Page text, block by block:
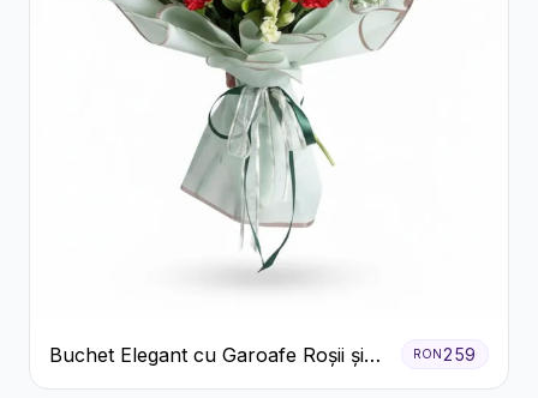
Buchet Elegant cu Garoafe Roșii și
Floarea Miresei
RON 259